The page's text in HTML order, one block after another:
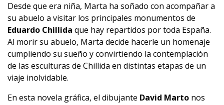
Desde que era niña, Marta ha soñado con acompañar a
su abuelo a visitar los principales monumentos de
Eduardo Chillida que hay repartidos por toda España.
Al morir su abuelo, Marta decide hacerle un homenaje
cumpliendo su sueño y convirtiendo la contemplación
de las esculturas de Chillida en distintas etapas de un
viaje inolvidable.
En esta novela gráfica, el dibujante David Marto nos